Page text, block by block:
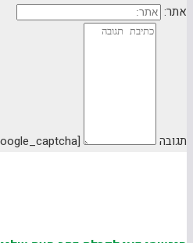
אתר:
תגובה [bws_google_captcha]